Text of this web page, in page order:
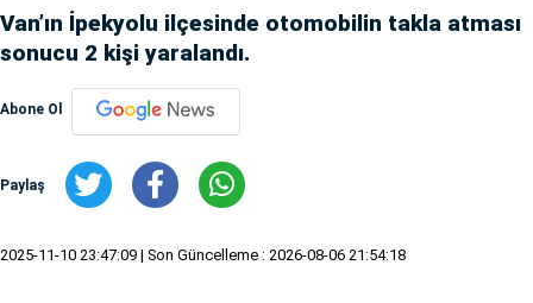
Van’ın İpekyolu ilçesinde otomobilin takla atması
sonucu 2 kişi yaralandı.
Abone Ol
Paylaş
2025-11-10 23:47:09 | Son Güncelleme : 2026-08-06 21:54:18